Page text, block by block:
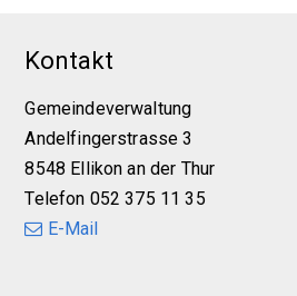
Kontakt
Gemeindeverwaltung
Andelfingerstrasse 3
8548 Ellikon an der Thur
Telefon 052 375 11 35
E-Mail